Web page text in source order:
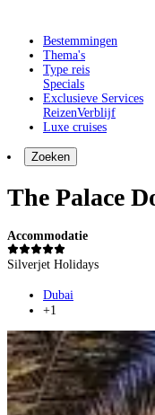
Bestemmingen
Thema's
Type reis
Specials
Exclusieve Services
ReizenVerblijf
Luxe cruises
Zoeken
The Palace
Accommodatie
Silverjet Holidays
Dubai
+1